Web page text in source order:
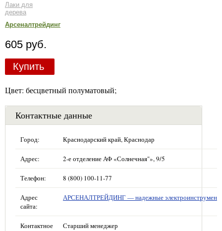
Лаки для
дерева
Арсеналтрейдинг
605 руб.
Купить
Цвет: бесцветный полуматовый;
Контактные данные
Город: Краснодарский край, Краснодар
Адрес: 2-е отделение АФ «Солнечная"», 9/5
Телефон: 8 (800) 100-11-77
Адрес
сайта:
АРСЕНАЛТРЕЙДИНГ — надежные
Контактное
Старший менеджер